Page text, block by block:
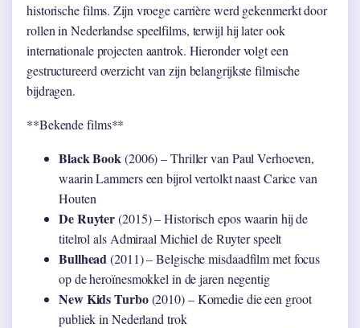
historische films. Zijn vroege carrière werd gekenmerkt door
rollen in Nederlandse speelfilms, terwijl hij later ook
internationale projecten aantrok. Hieronder volgt een
gestructureerd overzicht van zijn belangrijkste filmische
bijdragen.
**Bekende films**
Black Book(2006) – Thriller van Paul Verhoeven,
waarin Lammers een bijrol vertolkt naast Carice van
Houten
De Ruyter(2015) – Historisch epos waarin hij de
titelrol als Admiraal Michiel de Ruyter speelt
Bullhead(2011) – Belgische misdaadfilm met focus
op de heroïnesmokkel in de jaren negentig
New Kids Turbo(2010) – Komedie die een groot
publiek in Nederland trok